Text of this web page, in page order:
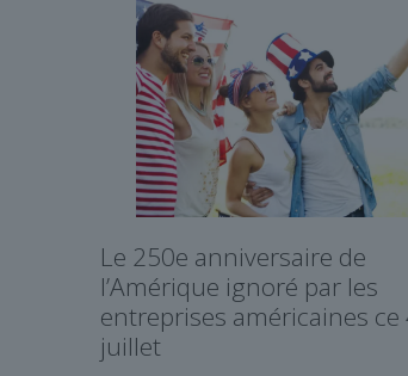
Le 250e anniversaire de
l’Amérique ignoré par les
entreprises américaines ce
juillet